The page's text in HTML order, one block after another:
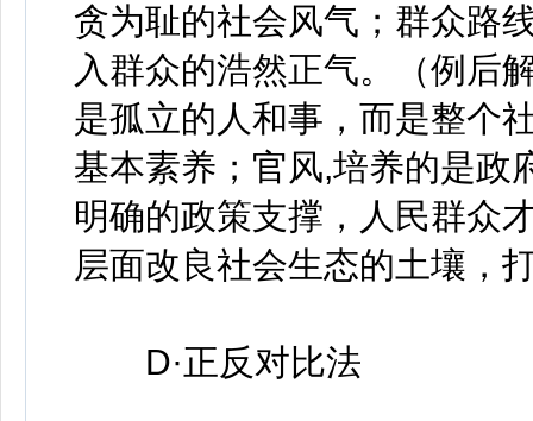
贪为耻的社会风气；群众路
入群众的浩然正气。（例后
是孤立的人和事，而是整个
基本素养；官风,培养的是政
明确的政策支撑，人民群众
层面改良社会生态的土壤，
D·正反对比法